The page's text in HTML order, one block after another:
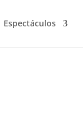
Espectáculos